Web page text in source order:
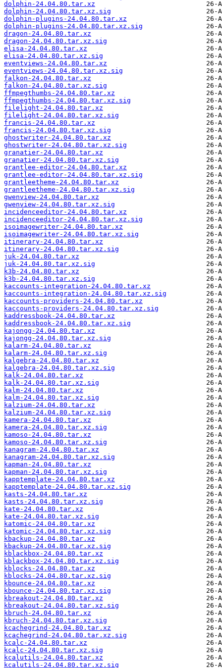
dolphin-24.04.80.tar.xz
dolphin-24.04.80.tar.xz.sig
dolphin-plugins-24.04.80.tar.xz
dolphin-plugins-24.04.80.tar.xz.sig
dragon-24.04.80.tar.xz
dragon-24.04.80.tar.xz.sig
elisa-24.04.80.tar.xz
elisa-24.04.80.tar.xz.sig
eventviews-24.04.80.tar.xz
eventviews-24.04.80.tar.xz.sig
falkon-24.04.80.tar.xz
falkon-24.04.80.tar.xz.sig
ffmpegthumbs-24.04.80.tar.xz
ffmpegthumbs-24.04.80.tar.xz.sig
filelight-24.04.80.tar.xz
filelight-24.04.80.tar.xz.sig
francis-24.04.80.tar.xz
francis-24.04.80.tar.xz.sig
ghostwriter-24.04.80.tar.xz
ghostwriter-24.04.80.tar.xz.sig
granatier-24.04.80.tar.xz
granatier-24.04.80.tar.xz.sig
grantlee-editor-24.04.80.tar.xz
grantlee-editor-24.04.80.tar.xz.sig
grantleetheme-24.04.80.tar.xz
grantleetheme-24.04.80.tar.xz.sig
gwenview-24.04.80.tar.xz
gwenview-24.04.80.tar.xz.sig
incidenceeditor-24.04.80.tar.xz
incidenceeditor-24.04.80.tar.xz.sig
isoimagewriter-24.04.80.tar.xz
isoimagewriter-24.04.80.tar.xz.sig
itinerary-24.04.80.tar.xz
itinerary-24.04.80.tar.xz.sig
juk-24.04.80.tar.xz
juk-24.04.80.tar.xz.sig
k3b-24.04.80.tar.xz
k3b-24.04.80.tar.xz.sig
kaccounts-integration-24.04.80.tar.xz
kaccounts-integration-24.04.80.tar.xz.sig
kaccounts-providers-24.04.80.tar.xz
kaccounts-providers-24.04.80.tar.xz.sig
kaddressbook-24.04.80.tar.xz
kaddressbook-24.04.80.tar.xz.sig
kajongg-24.04.80.tar.xz
kajongg-24.04.80.tar.xz.sig
kalarm-24.04.80.tar.xz
kalarm-24.04.80.tar.xz.sig
kalgebra-24.04.80.tar.xz
kalgebra-24.04.80.tar.xz.sig
kalk-24.04.80.tar.xz
kalk-24.04.80.tar.xz.sig
kalm-24.04.80.tar.xz
kalm-24.04.80.tar.xz.sig
kalzium-24.04.80.tar.xz
kalzium-24.04.80.tar.xz.sig
kamera-24.04.80.tar.xz
kamera-24.04.80.tar.xz.sig
kamoso-24.04.80.tar.xz
kamoso-24.04.80.tar.xz.sig
kanagram-24.04.80.tar.xz
kanagram-24.04.80.tar.xz.sig
kapman-24.04.80.tar.xz
kapman-24.04.80.tar.xz.sig
kapptemplate-24.04.80.tar.xz
kapptemplate-24.04.80.tar.xz.sig
kasts-24.04.80.tar.xz
kasts-24.04.80.tar.xz.sig
kate-24.04.80.tar.xz
kate-24.04.80.tar.xz.sig
katomic-24.04.80.tar.xz
katomic-24.04.80.tar.xz.sig
kbackup-24.04.80.tar.xz
kbackup-24.04.80.tar.xz.sig
kblackbox-24.04.80.tar.xz
kblackbox-24.04.80.tar.xz.sig
kblocks-24.04.80.tar.xz
kblocks-24.04.80.tar.xz.sig
kbounce-24.04.80.tar.xz
kbounce-24.04.80.tar.xz.sig
kbreakout-24.04.80.tar.xz
kbreakout-24.04.80.tar.xz.sig
kbruch-24.04.80.tar.xz
kbruch-24.04.80.tar.xz.sig
kcachegrind-24.04.80.tar.xz
kcachegrind-24.04.80.tar.xz.sig
kcalc-24.04.80.tar.xz
kcalc-24.04.80.tar.xz.sig
kcalutils-24.04.80.tar.xz
kcalutils-24.04.80.tar.xz.sig